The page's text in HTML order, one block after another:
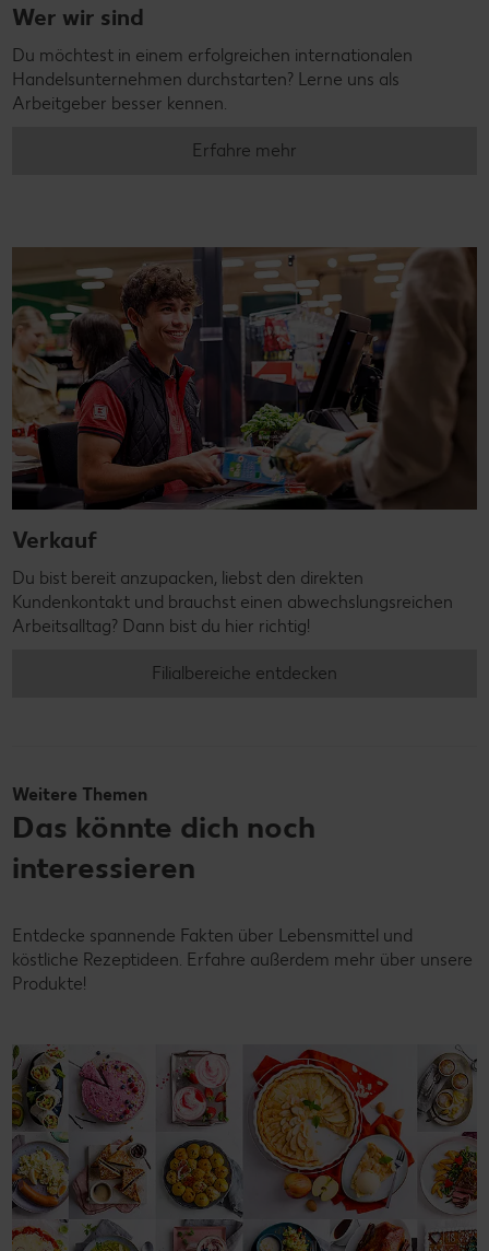
Wer wir sind
Du möchtest in einem erfolgreichen internationalen
Handelsunternehmen durchstarten? Lerne uns als
Arbeitgeber besser kennen.
Erfahre mehr
Verkauf
Du bist bereit anzupacken, liebst den direkten
Kundenkontakt und brauchst einen abwechslungsreichen
Arbeitsalltag? Dann bist du hier richtig!
Filialbereiche entdecken
Weitere Themen
Das könnte dich noch
interessieren
Entdecke spannende Fakten über Lebensmittel und
köstliche Rezeptideen. Erfahre außerdem mehr über unsere
Produkte!